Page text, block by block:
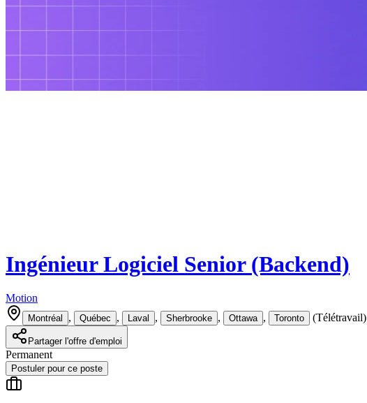
Ingénieur Logiciel Senior (Backend)
Motion
Montréal , Québec , Laval , Sherbrooke , Ottawa , Toronto (Télétravail)
Partager l'offre d'emploi
Permanent
Postuler pour ce poste